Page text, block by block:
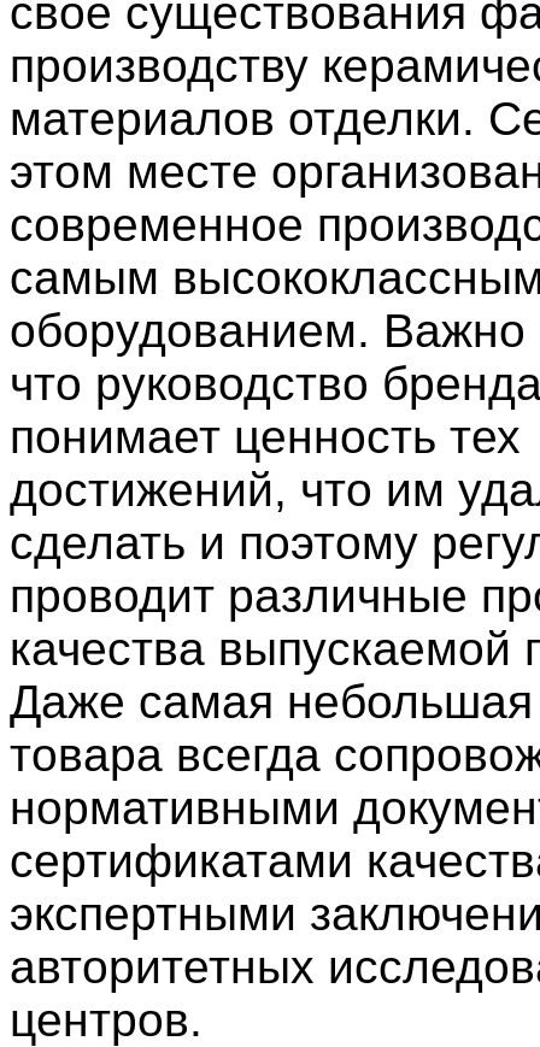
свое существования
производству
материалов отделки.
этом месте
современное
самым
оборудованием. Важно
что руководство
понимает ценность тех
достижений, что им
сделать и поэтому
проводит различные
качества выпускаемой
Даже самая небольшая
товара всегда
нормативными
сертификатами
экспертными
авторитетных
центров.